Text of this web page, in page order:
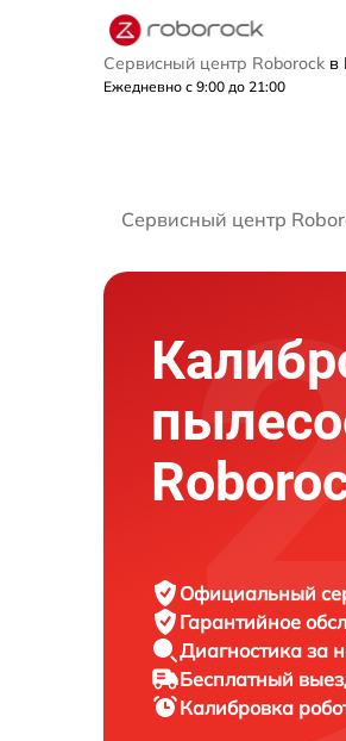
Сервисный центр Roborock в
Ежедневно с 9:00 до 21:00
Сервисный центр
Официальный
Гарантийное
Диагностика за
Бесплатный
Калибровка